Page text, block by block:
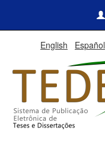
English Español